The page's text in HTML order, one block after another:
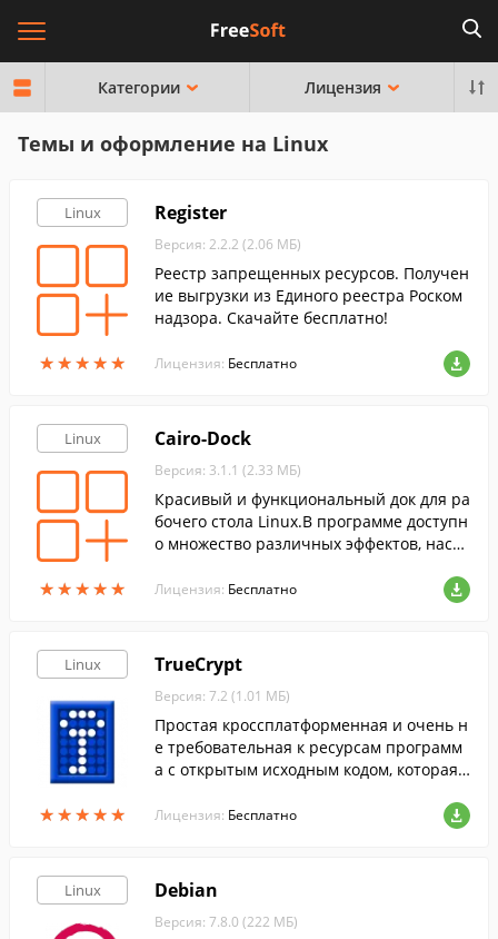
Категории Лицензия
Темы и оформление на Linux
Linux
★★★★★
★★★★★
Register
Версия: 2.2.2 (2.06 МБ)
Реестр запрещенных ресурсов. Получен
ие выгрузки из Единого реестра Роском
надзора. Скачайте бесплатно!
Лицензия: Бесплатно
Linux
★★★★★
★★★★★
Cairo-Dock
Версия: 3.1.1 (2.33 МБ)
Красивый и функциональный док для ра
бочего стола Linux.В программе доступн
о множество различных эффектов, настр
и др.
Лицензия: Бесплатно
Linux
★★★★★
★★★★★
TrueCrypt
Версия: 7.2 (1.01 МБ)
Простая кроссплатформенная и очень н
е требовательная к ресурсам программ
а с открытым исходным кодом, которая
Лицензия: Бесплатно
Linux Debian
Версия: 7.8.0 (222 МБ)